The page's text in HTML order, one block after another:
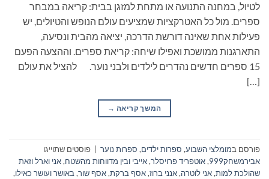
לטיול, במחנה התנועה או מתחת למזגן בבית: קריאה במבחר
ספרים. מול כל האטרקציות שמציעים עולם הנופש והטיולים, יש
פעילות אחת שאינה דורשת הדרכה, יציאה מהבית ונסיעה,
התארגנות ממושכת ואפילו שיחה: קריאת ספרים. וההצעה הפעם
15 ספרים חדשים נהדרים לילדים ולבני נוער. להציל את עולם
[…]
המשך קריאה →
פורסם במומלצי השבוע, ספרות ילדים, ספרות נוער
פוסטים שתוייגו
אבירמשחק999
,אוטפריד פרויסלר,אייבי ובין מדווחות מהשטח,אני וארל וזאת
שהולכת למות,אני לוטרה,אנני ברוז,אסף ברקת,אסף שור,באושר ועושר כאילו,